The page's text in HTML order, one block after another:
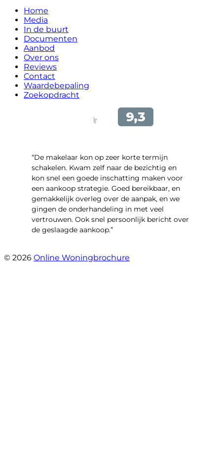
Home
Media
In de buurt
Documenten
Aanbod
Over ons
Reviews
Contact
Waardebepaling
Zoekopdracht
“De makelaar kon op zeer korte termijn
schakelen. Kwam zelf naar de bezichtig en
kon snel een goede inschatting maken voor
een aankoop strategie. Goed bereikbaar, en
gemakkelijk overleg over de aanpak, en we
gingen de onderhandeling in met veel
vertrouwen. Ook snel persoonlijk bericht over
de geslaagde aankoop.”
© 2026 Online Woningbrochure